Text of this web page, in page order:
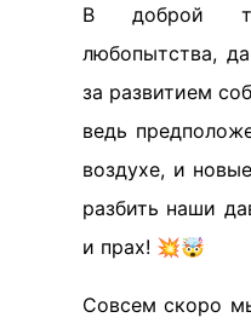
В доброй
любопытства,
за развитием
ведь
воздухе, и
разбить наши
и прах! 💥🤯
Совсем скоро